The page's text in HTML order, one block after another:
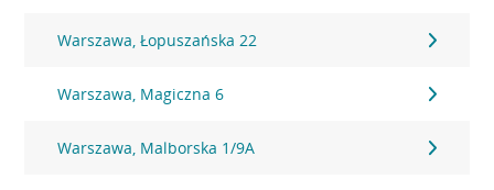
Warszawa, Łopuszańska 22
Warszawa, Magiczna 6
Warszawa, Malborska 1/9A